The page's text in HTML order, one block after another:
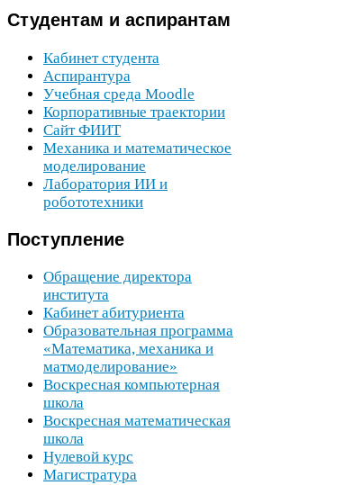
Студентам и аспирантам
Кабинет студента
Аспирантура
Учебная среда Moodle
Корпоративные траектории
СайтФИИТ
Механика и математическое
моделирование
Лаборатория ИИ и
робототехники
Поступление
Обращение директора
института
Кабинет абитуриента
Образовательная программа
«Математика, механика и
матмоделирование»
Воскресная компьютерная
школа
Воскресная математическая
школа
Нулевой курс
Магистратура